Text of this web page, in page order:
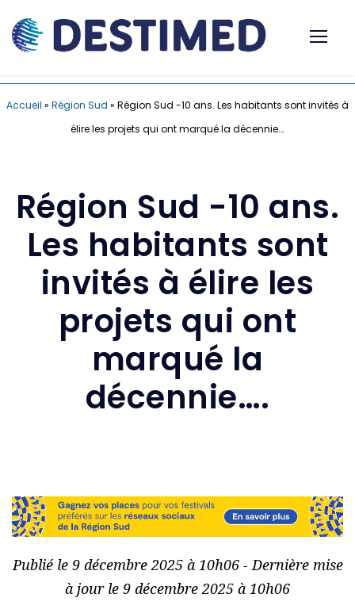
Accueil » Région Sud » Région Sud -10 ans. Les habitants sont invités à
élire les projets qui ont marqué la décennie….
Région Sud -10 ans.
Les habitants sont
invités à élire les
projets qui ont
marqué la
décennie….
Publié le 9 décembre 2025 à 10h06 - Dernière mise
à jour le 9 décembre 2025 à 10h06